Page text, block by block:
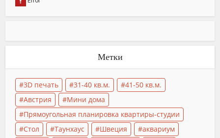
Метки
3D печать 31-40 кв.м.
41-50 кв.м.
Австрия
Мини дома
Прямоугольная планировка квартиры-студии
Стол
Таунхаус Швеция
аквариум